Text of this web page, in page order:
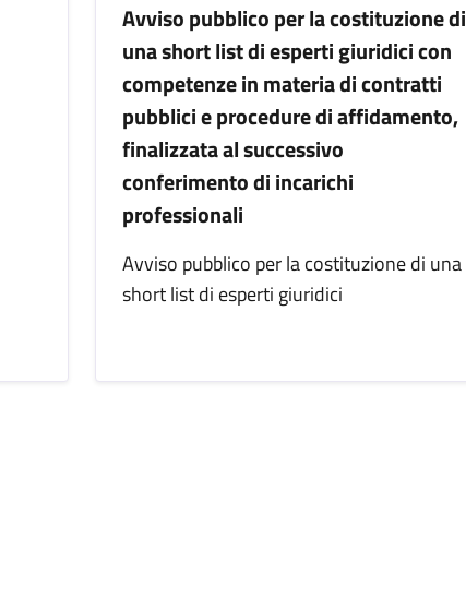
Avviso pubblico per la costituzione di
una short list di esperti giuridici con
competenze in materia di contratti
pubblici e procedure di affidamento,
finalizzata al successivo
conferimento di incarichi
professionali
Avviso pubblico per la costituzione di una
short list di esperti giuridici